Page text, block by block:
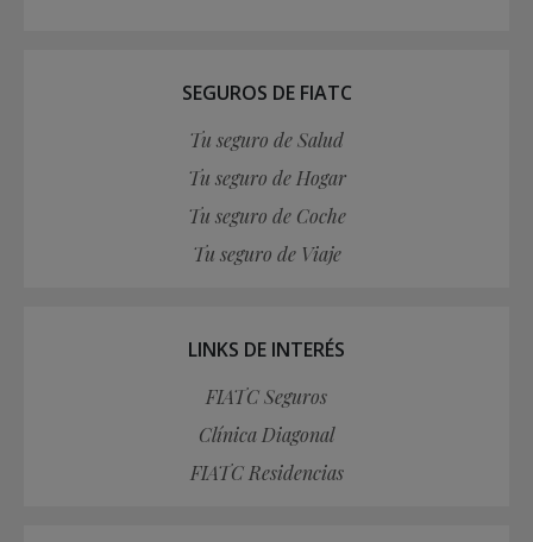
SEGUROS DE FIATC
Tu seguro de Salud
Tu seguro de Hogar
Tu seguro de Coche
Tu seguro de Viaje
LINKS DE INTERÉS
FIATC Seguros
Clínica Diagonal
FIATC Residencias